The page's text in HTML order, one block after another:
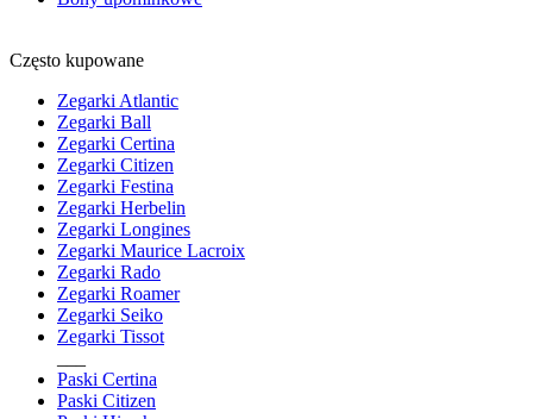
Często kupowane
Zegarki Atlantic
Zegarki Ball
Zegarki Certina
Zegarki Citizen
Zegarki Festina
Zegarki Herbelin
Zegarki Longines
Zegarki Maurice Lacroix
Zegarki Rado
Zegarki Roamer
Zegarki Seiko
Zegarki Tissot
Paski Certina
Paski Citizen